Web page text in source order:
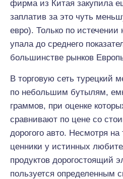
фирма из Китая закупила
заплатив за это чуть
евро). Только по истечении
упала до среднего
большинстве рынков
В торговую сеть турецкий
по небольшим бутылям,
граммов, при оценке
сравнивают по цене со
дорогого авто. Несмотря
ценники у истинных
продуктов дорогостоящий
пользуется определенным